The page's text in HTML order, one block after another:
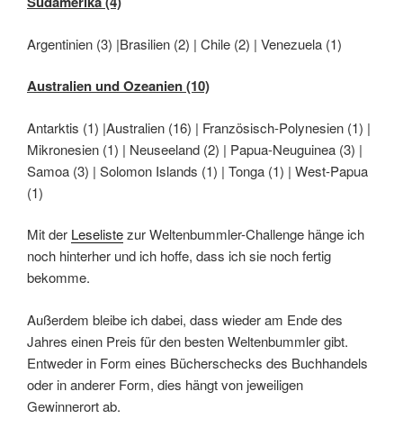
Argentinien (3) |Brasilien (2) | Chile (2) | Venezuela (1)
Australien und Ozeanien (10)
Antarktis (1) |Australien (16) | Französisch-Polynesien (1) |
Mikronesien (1) | Neuseeland (2) | Papua-Neuguinea (3) |
Samoa (3) | Solomon Islands (1) | Tonga (1) | West-Papua
(1)
Mit der Leselistezur Weltenbummler-Challenge hänge ich
noch hinterher und ich hoffe, dass ich sie noch fertig
bekomme.
Außerdem bleibe ich dabei, dass wieder am Ende des
Jahres einen Preis für den besten Weltenbummler gibt.
Entweder in Form eines Bücherschecks des Buchhandels
oder in anderer Form, dies hängt von jeweiligen
Gewinnerort ab.